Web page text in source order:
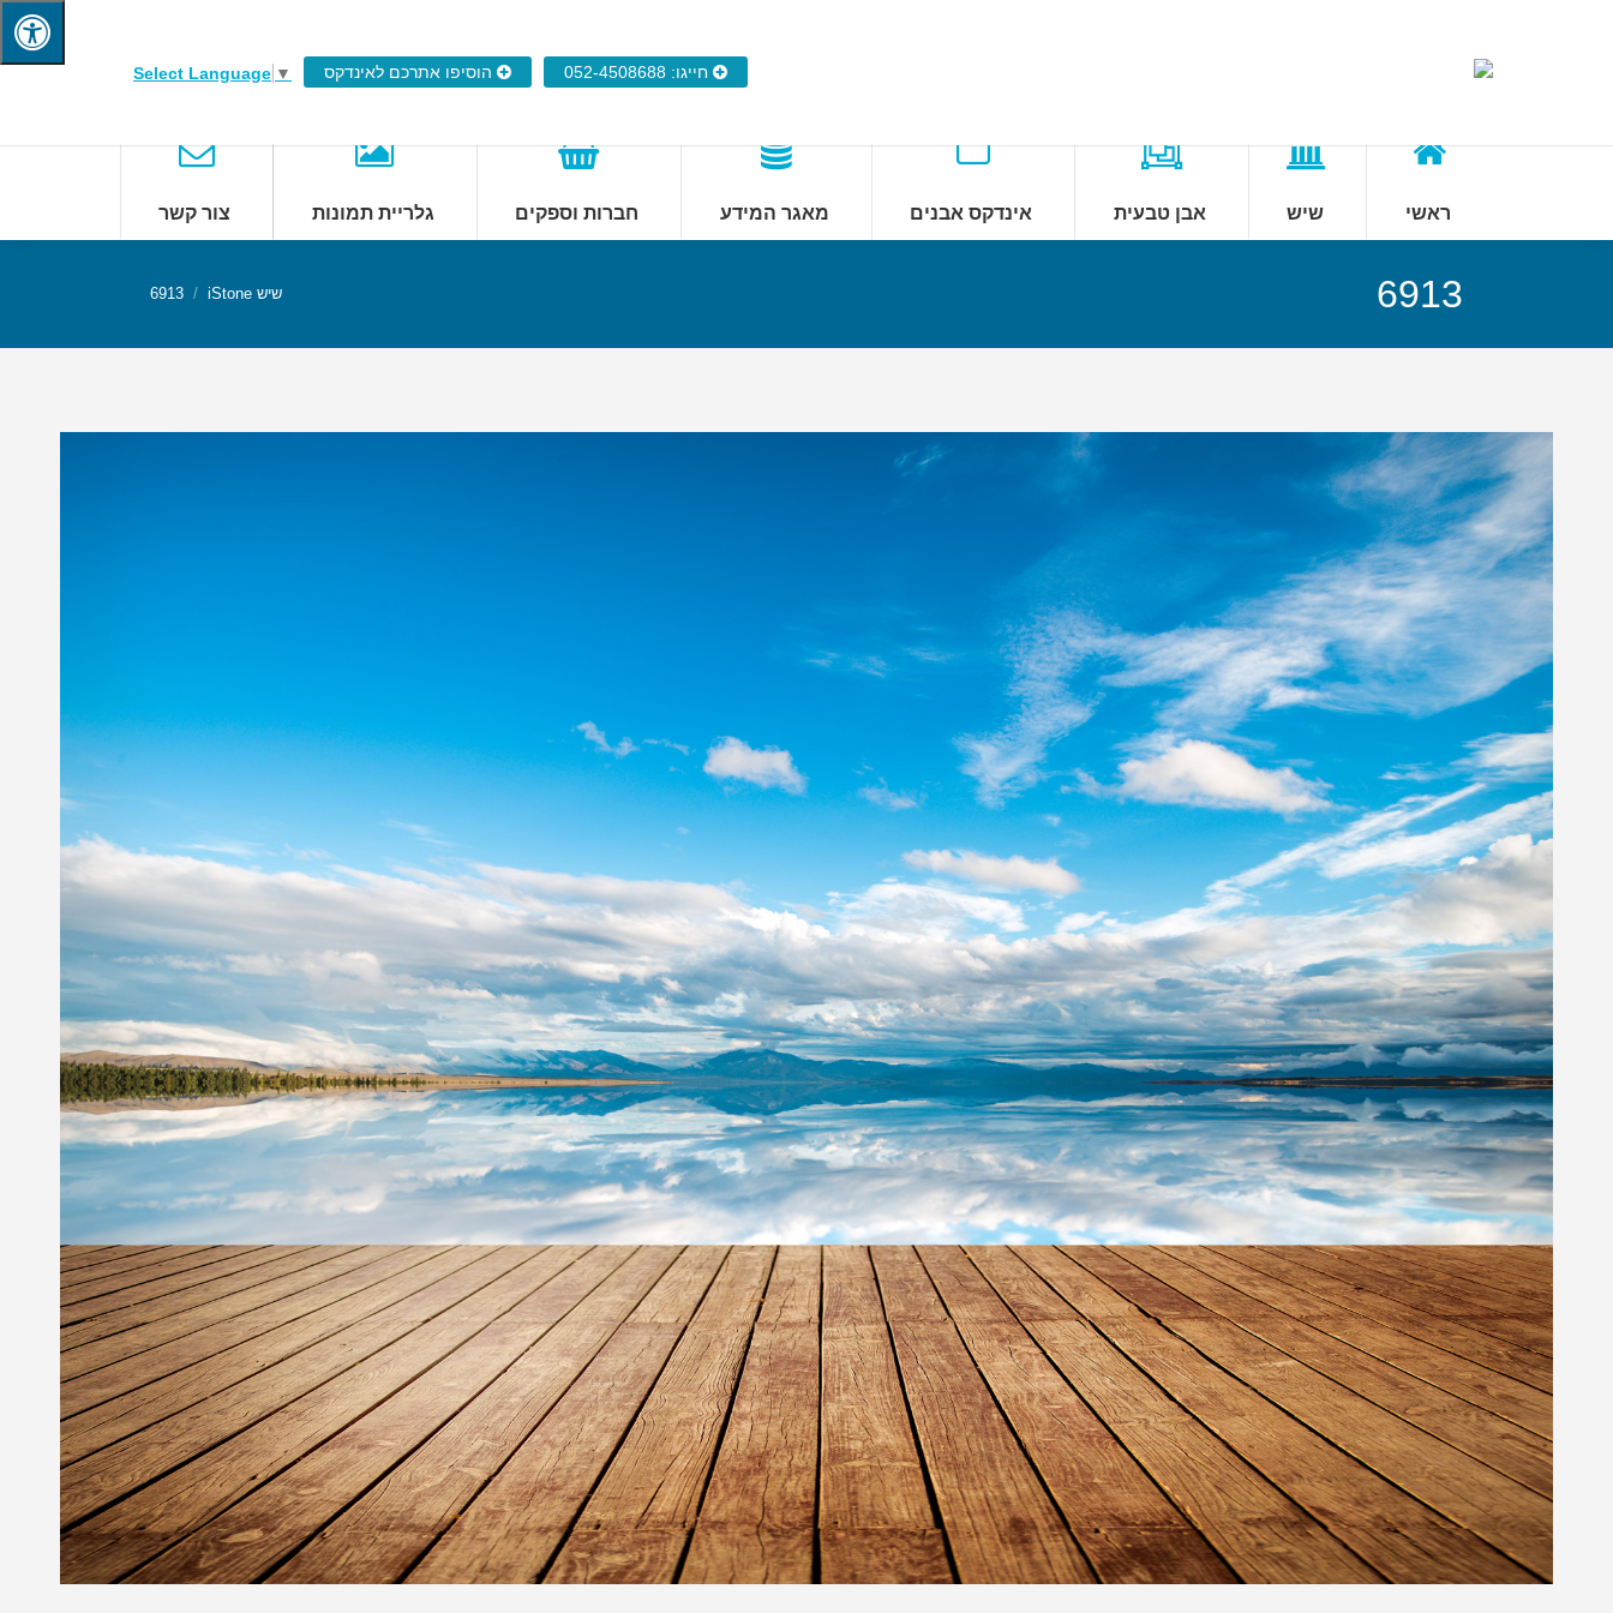
חייגו: 052-4508688 הוסיפו אתרכם לאינדקס Select Language ▼
ראשי שיש אבן טבעית אינדקס אבנים מאגר המידע חברות וספקים גלריית תמונות צור קשר
6913 שיש iStone 6913